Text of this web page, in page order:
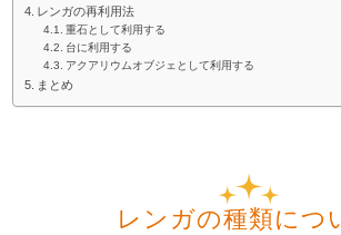
レンガの再利用法
重石として利用する
台に利用する
アクアリウムオブジェとして利用する
まとめ
レンガの種類につ